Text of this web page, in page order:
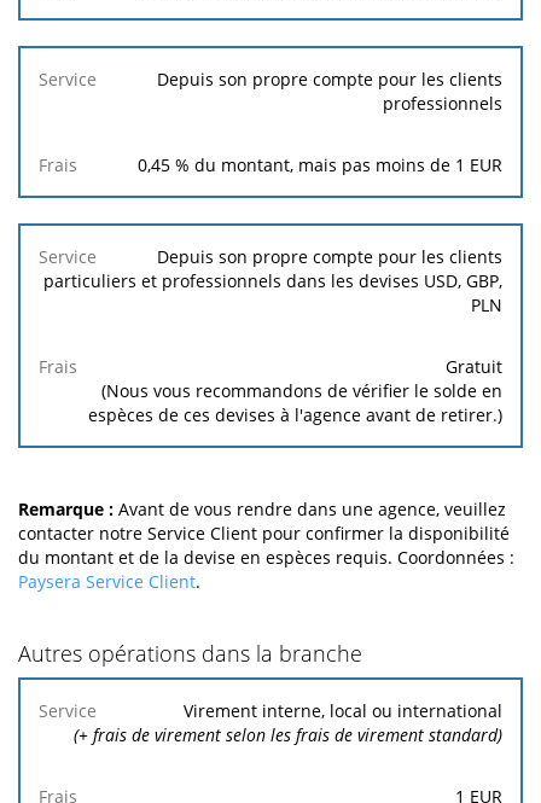
Depuis son propre compte pour les clients
professionnels
0,45 % du montant, mais pas moins de 1 EUR
Depuis son propre compte pour les clients
particuliers et professionnels dans les devises USD, GBP,
PLN
Gratuit
(Nous vous recommandons de vérifier le solde en
espèces de ces devises à l'agence avant de retirer.)
Remarque : Avant de vous rendre dans une agence, veuillez
contacter notre Service Client pour confirmer la disponibilité
du montant et de la devise en espèces requis. Coordonnées :
Paysera Service Client.
Autres opérations dans la branche
Service
Virement interne, local ou international
(+ frais de virement selon les frais de virement standard)
1 EUR